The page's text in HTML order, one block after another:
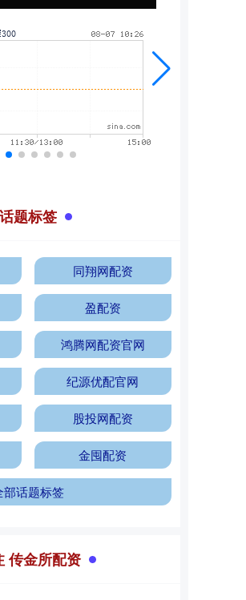
话题标签
同翔网配资
盈配资
鸿腾网配资官网
纪源优配官网
股投网配资
金囤配资
部话题标签
传金所配资